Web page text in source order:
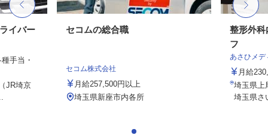
イバー
手当・
JR埼京
セコムの総合職
セコム株式会社
月給257,500円以上
埼玉県新座市内各所
整形外科
フ
あさひメデ
月給
埼玉県上
埼玉県さ